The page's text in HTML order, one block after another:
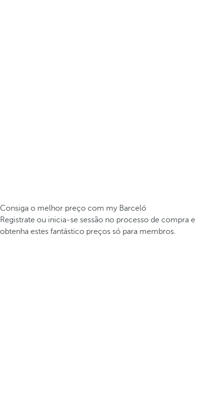
Consiga o melhor preço com my Barceló
Registrate ou inicia-se sessão no processo de compra e
obtenha estes fantástico preços só para membros.